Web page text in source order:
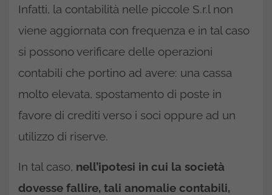
Infatti, la contabilità nelle piccole S.r.l non
viene aggiornata con frequenza e in tal caso
si possono verificare delle operazioni
contabili che portino ad avere: una cassa
molto elevata, spostamento di poste in
favore di crediti verso i soci oppure ad un
utilizzo di riserve.
In tal caso, nell’ipotesi in cui la società
dovesse fallire, tali anomalie contabili,